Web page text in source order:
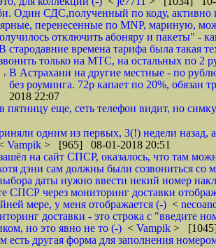
Один СДС,полученный по коду, активно
перенесенные по MNP, мариную,
отключить абоняру и пакеты" -
стародавние времена тарифа была такая
только на МТС, на остальных по 2
В Астрахани на другие местные - по
без роуминга. 72р капает по 20%, обязан
2018 22:07
пятницу еще, сеть телефон видит, но
одним из первых, 3(!) недели назад,
Vampik > [965] 08-01-2018 20:51
на сайт СПСР, оказалось, что там
дэни сам должны были созвониться со
даты нужно ввести некий номер
СПСР через мониторинг доставки
мере, у меня отображается (-) <
доставки - это строка с "введите
но это явно не то (-) < Vampik >
есть другая форма для заполнения